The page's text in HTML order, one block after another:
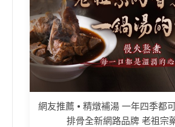
網友推薦 • 精燉補湯 一年四季都
排骨全新網路品牌 老祖宗